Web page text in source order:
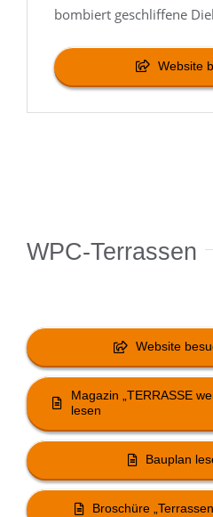
bombiert geschliffene
Website
WPC-Terrassen
Website
Magazin „TERRASSE
lesen
Bauplan
Broschüre